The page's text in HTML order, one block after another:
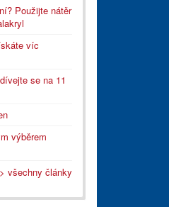
Použijte nátěr
víc
se na 11
výběrem
všechny články